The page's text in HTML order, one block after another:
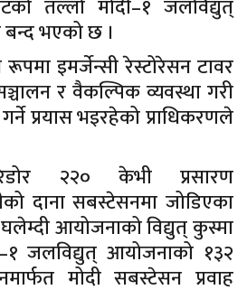
तल्लो मोदी–१ जलविद्युत्
भएको छ ।
इमर्जेन्सी रेस्टोरेसन टावर
र वैकल्पिक व्यवस्था गरी
प्रयास भइरहेको प्राधिकरणले
२२० केभी प्रसारण
दाना सबस्टेसनमा जोडिएका
घलेम्दी आयोजनाको विद्युत् कुस्मा
जलविद्युत् आयोजनाको १३२
मोदी सबस्टेसन प्रवाह